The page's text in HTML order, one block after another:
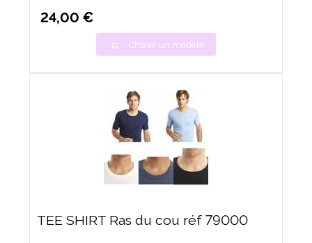
24,00 €
Choisir un modèle
TEE SHIRT Ras du cou réf 79000